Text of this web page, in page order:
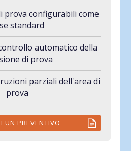
prova configurabili come
standard
automatico della
di prova
parziali dell'area di
prova
UN PREVENTIVO